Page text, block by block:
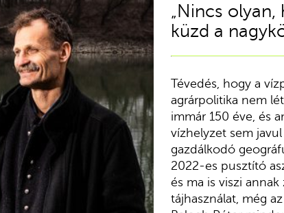
„Nincs
küzd a
Tévedés, hogy a
agrárpolitika nem
immár 150 éve, és
vízhelyzet sem
gazdálkodó
2022-es pusztító
és ma is viszi
tájhasználat, még